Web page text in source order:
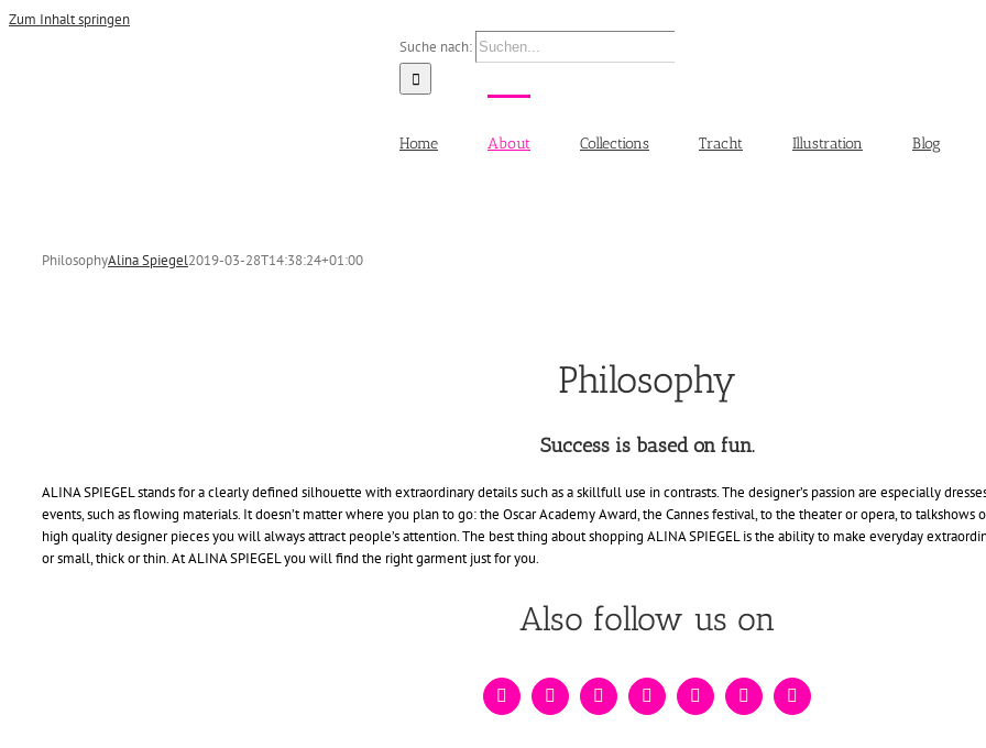
Zum Inhalt springen
Suche nach:
Home About Collections Tracht Illustration Blog
PhilosophyAlina Spiegel2019-03-28T14:38:24+01:00
Philosophy
Success is based on fun.
ALINA SPIEGEL stands for a clearly defined silhouette with extraordinary details such as a skillfull use in contrasts. The designer’s passion are especially
events, such as flowing materials. It doesn’t matter where you plan to go: the Oscar Academy Award, the Cannes festival, to the theater or opera, to talkshows
high quality designer pieces you will always attract people’s attention. The best thing about shopping ALINA SPIEGEL is the ability to make everyday
or small, thick or thin. At ALINA SPIEGEL you will find the right garment just for you.
Also follow us on